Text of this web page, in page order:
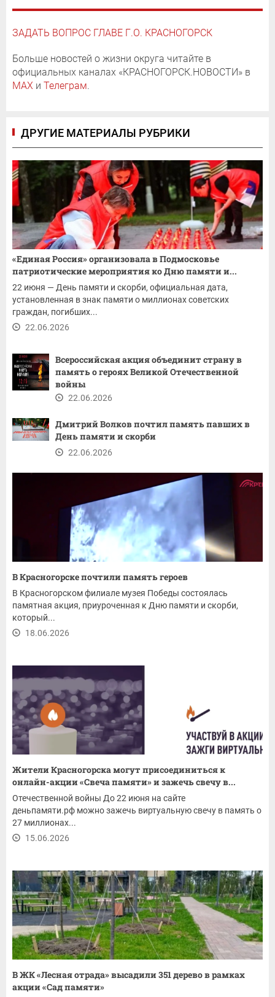
ЗАДАТЬ ВОПРОС ГЛАВЕ Г.О. КРАСНОГОРСК
Больше новостей о жизни округа читайте в
официальных каналах «КРАСНОГОРСК.НОВОСТИ» в
MAX и Телеграм.
ДРУГИЕ МАТЕРИАЛЫ РУБРИКИ
«Единая Россия» организовала в Подмосковье
патриотические мероприятия ко Дню памяти и...
22 июня — День памяти и скорби, официальная дата,
установленная в знак памяти о миллионах советских
граждан, погибших...
22.06.2026
Всероссийская акция объединит страну в
память о героях Великой Отечественной
войны
22.06.2026
Дмитрий Волков почтил память павших в
День памяти и скорби
22.06.2026
В Красногорске почтили память героев
В Красногорском филиале музея Победы состоялась
памятная акция, приуроченная к Дню памяти и скорби,
который...
18.06.2026
Жители Красногорска могут присоединиться к
онлайн-акции «Свеча памяти» и зажечь свечу в...
Отечественной войны До 22 июня на сайте
деньпамяти.рф можно зажечь виртуальную свечу в память о
27 миллионах...
15.06.2026
В ЖК «Лесная отрада» высадили 351 дерево в рамках
акции «Сад памяти»